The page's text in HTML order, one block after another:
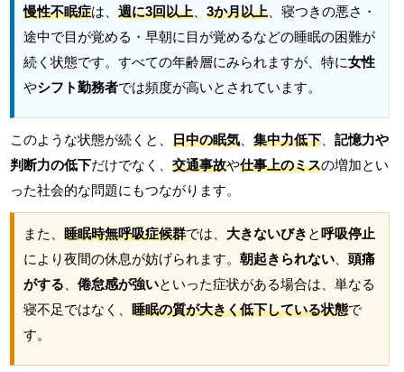
慢性不眠症は、週に3回以上 、3か月以上 、寝つきの悪さ・
途中で目が覚める・早朝に目が覚めるなどの睡眠の困難が
続く状態です。すべての年齢層にみられますが、特に女性
やシフト勤務者では頻度が高いとされています。
このような状態が続くと、日中の眠気 、集中力低下 、記憶力や
判断力の低下だけでなく、交通事故や仕事上のミスの増加とい
った社会的な問題にもつながります。
また、睡眠時無呼吸症候群では、 大きないびき と 呼吸停止
により夜間の休息が妨げられます。朝起きられない 、頭痛
がする 、倦怠感が強いといった症状がある場合は、単なる
寝不足ではなく、睡眠の質が大きく低下している状態で
す。